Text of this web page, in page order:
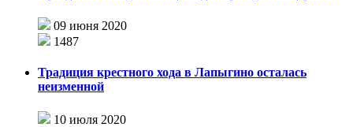
09 июня 2020
1487
Традиция крестного хода в Лапыгино осталась
неизменной
10 июля 2020